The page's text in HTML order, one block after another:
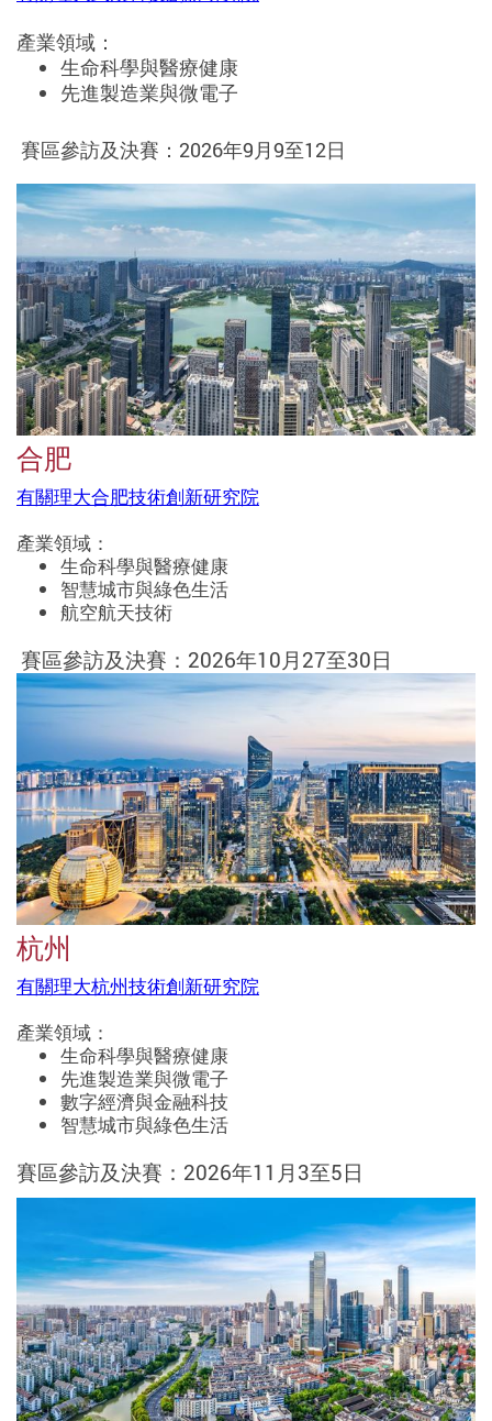
產業領域：
生命科學與醫療健康
先進製造業與微電子
賽區參訪及決賽：2026年9月9至12日
合肥
有關理大合肥技術創新研究院
產業領域：
生命科學與醫療健康
智慧城市與綠色生活
航空航天技術
賽區參訪及決賽：2026年10月27至30日
杭州
有關理大杭州技術創新研究院
產業領域：
生命科學與醫療健康
先進製造業與微電子
數字經濟與金融科技
智慧城市與綠色生活
賽區參訪及決賽：2026年11月3至5日